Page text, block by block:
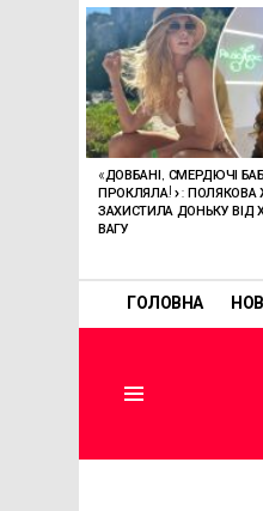
ГОЛОВНА
ОСТАННІ
СТАТТІ
«ДОВБАНІ, СМЕРДЮЧІ
ПРОКЛЯЛА!»:
ЗАХИСТИЛА ДОНЬКУ ВІД
ВАГУ